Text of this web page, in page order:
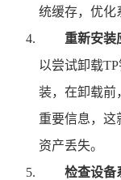
统缓存，优化
重新安装
以尝试卸载
装，在卸载前
重要信息，这
资产丢失。
检查设备